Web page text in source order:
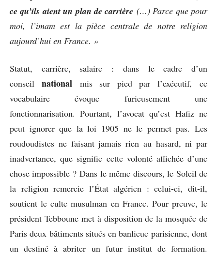
ce qu’ils aient un plan de carrière (…) Parce que pour
moi, l’imam est la pièce centrale de notre religion
aujourd’hui en France. »
Statut, carrière, salaire : dans le cadre d’un
conseilnational mis sur pied par l’exécutif, ce
vocabulaire évoque furieusement une
fonctionnarisation. Pourtant, l’avocat qu’est Hafiz ne
peut ignorer que la loi 1905 ne le permet pas. Les
roudoudistes ne faisant jamais rien au hasard, ni par
inadvertance, que signifie cette volonté affichée d’une
chose impossible ? Dans le même discours, le Soleil de
la religion remercie l’État algérien : celui-ci, dit-il,
soutient le culte musulman en France. Pour preuve, le
président Tebboune met à disposition de la mosquée de
Paris deux bâtiments situés en banlieue parisienne, dont
un destiné à abriter un futur institut de formation.